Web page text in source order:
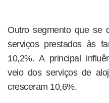
Outro segmento que se
serviços prestados às
10,2%. A principal
veio dos serviços de
cresceram 10,6%.